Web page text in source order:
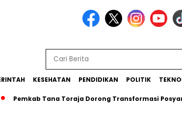
KESEHATAN PENDIDIKAN POLITIK
Tana Toraja Dorong Transformasi Posyandu Era